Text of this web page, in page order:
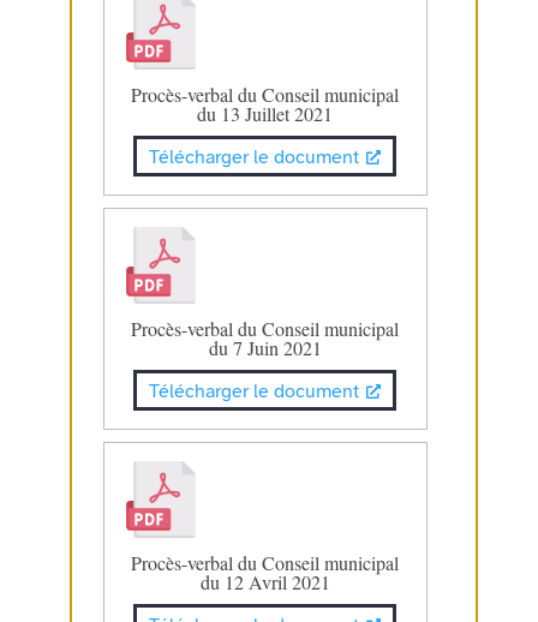
Procès-verbal du Conseil municipal
du 13 Juillet 2021
Télécharger le document
Procès-verbal du Conseil municipal
du 7 Juin 2021
Télécharger le document
Procès-verbal du Conseil municipal
du 12 Avril 2021